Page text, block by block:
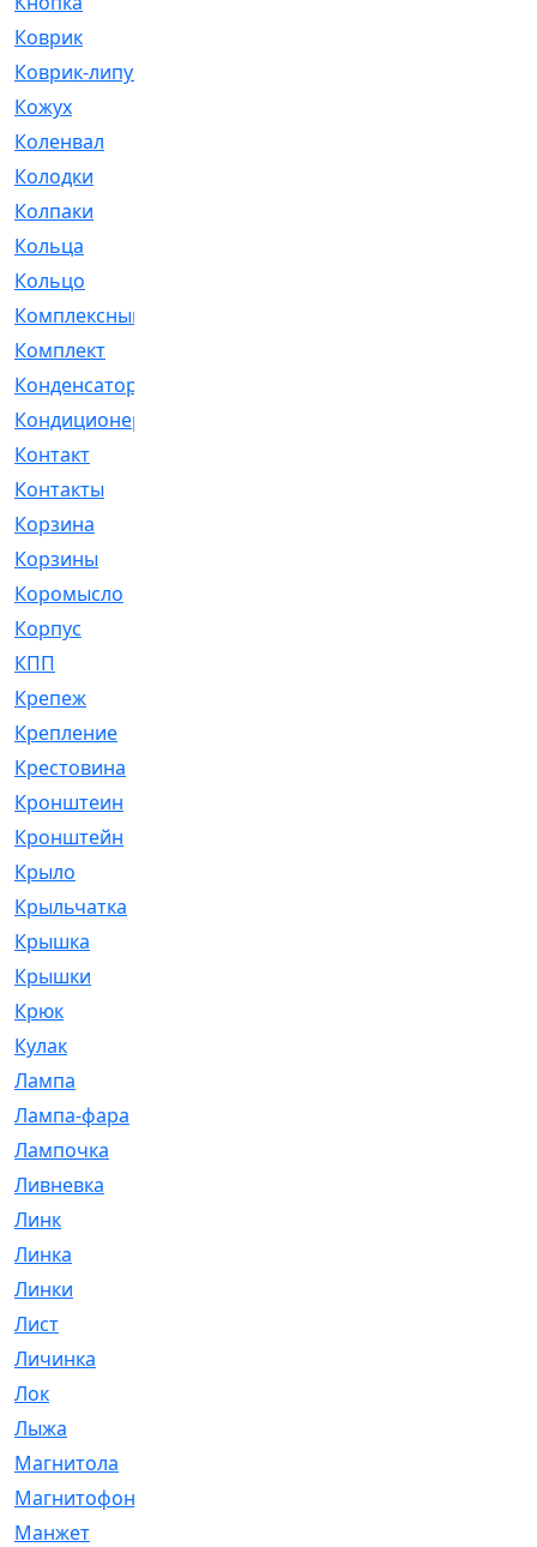
Коврик
Коврик-липучка
Кожух
Коленвал
Колодки
Колпаки
Кольца
Кольцо
Комплексный
Комплект
Конденсатор
Кондиционер
Контакт
Контакты
Корзина
Корзины
Коромысло
Корпус
КПП
Крепеж
Крепление
Крестовина
Кронштеин
Кронштейн
Крыло
Крыльчатка
Крышка
Крышки
Крюк
Кулак
Лампа
Лампа-фара
Лампочка
Ливневка
Линк
Линка
Линки
Лист
Личинка
Лок
Лыжа
Магнитола
Магнитофон
Манжет